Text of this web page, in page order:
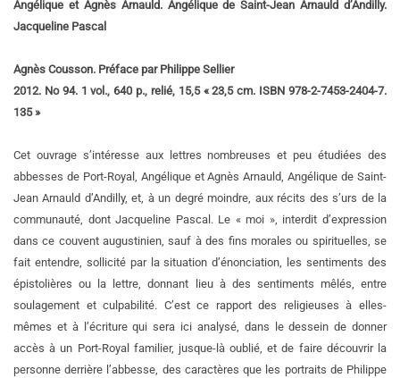
Angélique et Agnès Arnauld. Angélique de Saint-Jean Arnauld d’Andilly.
Jacqueline Pascal
Agnès Cousson. Préface par Philippe Sellier
2012. No 94. 1 vol., 640 p., relié, 15,5 « 23,5 cm. ISBN 978-2-7453-2404-7.
135 »
Cet ouvrage s’intéresse aux lettres nombreuses et peu étudiées des
abbesses de Port-Royal, Angélique et Agnès Arnauld, Angélique de Saint-
Jean Arnauld d’Andilly, et, à un degré moindre, aux récits des s’urs de la
communauté, dont Jacqueline Pascal. Le « moi », interdit d’expression
dans ce couvent augustinien, sauf à des fins morales ou spirituelles, se
fait entendre, sollicité par la situation d’énonciation, les sentiments des
épistolières ou la lettre, donnant lieu à des sentiments mêlés, entre
soulagement et culpabilité. C’est ce rapport des religieuses à elles-
mêmes et à l’écriture qui sera ici analysé, dans le dessein de donner
accès à un Port-Royal familier, jusque-là oublié, et de faire découvrir la
personne derrière l’abbesse, des caractères que les portraits de Philippe